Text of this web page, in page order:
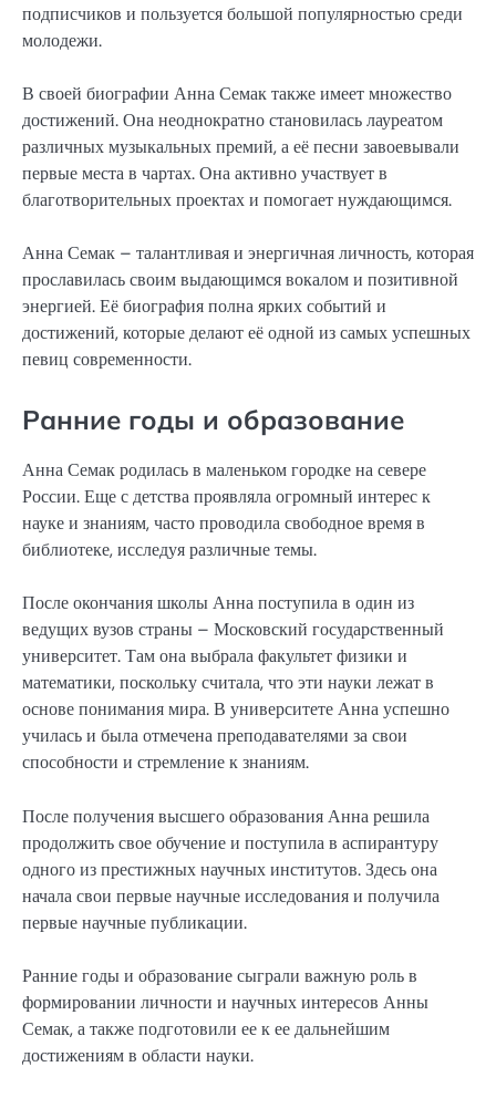
подписчиков и пользуется большой популярностью среди
молодежи.
В своей биографии Анна Семак также имеет множество
достижений. Она неоднократно становилась лауреатом
различных музыкальных премий, а её песни завоевывали
первые места в чартах. Она активно участвует в
благотворительных проектах и помогает нуждающимся.
Анна Семак – талантливая и энергичная личность, которая
прославилась своим выдающимся вокалом и позитивной
энергией. Её биография полна ярких событий и
достижений, которые делают её одной из самых успешных
певиц современности.
Ранние годы и образование
Анна Семак родилась в маленьком городке на севере
России. Еще с детства проявляла огромный интерес к
науке и знаниям, часто проводила свободное время в
библиотеке, исследуя различные темы.
После окончания школы Анна поступила в один из
ведущих вузов страны – Московский государственный
университет. Там она выбрала факультет физики и
математики, поскольку считала, что эти науки лежат в
основе понимания мира. В университете Анна успешно
училась и была отмечена преподавателями за свои
способности и стремление к знаниям.
После получения высшего образования Анна решила
продолжить свое обучение и поступила в аспирантуру
одного из престижных научных институтов. Здесь она
начала свои первые научные исследования и получила
первые научные публикации.
Ранние годы и образование сыграли важную роль в
формировании личности и научных интересов Анны
Семак, а также подготовили ее к ее дальнейшим
достижениям в области науки.